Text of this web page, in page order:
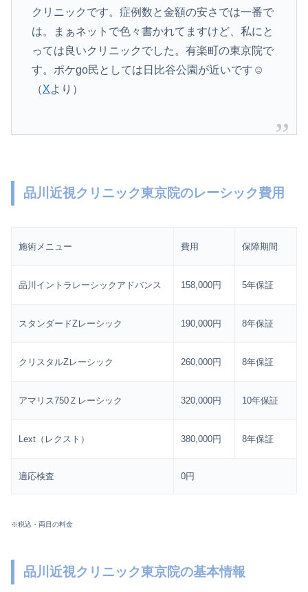
クリニックです。症例数と金額の安さでは一番で
は。まぁネットで色々書かれてますけど、私にと
っては良いクリニックでした。有楽町の東京院で
す。ポケgo民としては日比谷公園が近いです☺️
（Xより）
品川近視クリニック東京院のレーシック費用
施術メニュー 費用 保障期間
品川イントラレーシックアドバンス 158,000円 5年保証
スタンダードZレーシック 190,000円 8年保証
クリスタルZレーシック 260,000円 8年保証
アマリス750Ｚレーシック 320,000円 10年保証
Lext（レクスト） 380,000円 8年保証
適応検査 0円
※税込・両目の料金
品川近視クリニック東京院の基本情報